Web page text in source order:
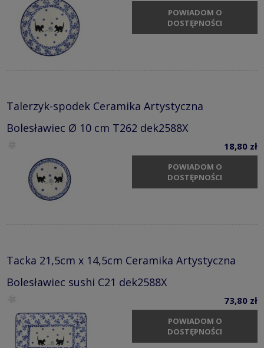
POWIADOM O
DOSTĘPNOŚCI
Talerzyk-spodek Ceramika Artystyczna
Bolesławiec Ø 10 cm T262 dek2588X
18,80 zł
POWIADOM O
DOSTĘPNOŚCI
Tacka 21,5cm x 14,5cm Ceramika Artystyczna
Bolesławiec sushi C21 dek2588X
73,80 zł
POWIADOM O
DOSTĘPNOŚCI